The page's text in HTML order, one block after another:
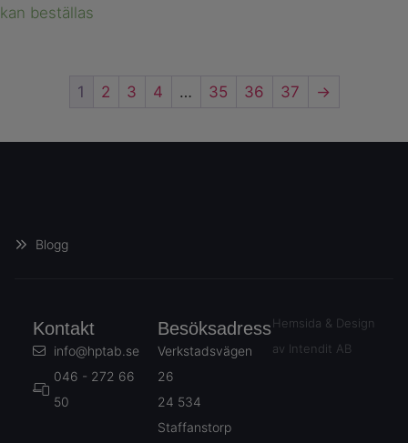
kan beställas
1 2 3 4 … 35 36 37 →
Blogg
Kontakt
info@hptab.se
046 - 272 66
50
Besöksadress
Verkstadsvägen
26
24 534
Staffanstorp
Hemsida & Design
av Intendit AB